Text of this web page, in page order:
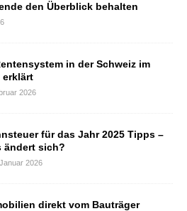
den Überblick behalten
in der Schweiz im
erklärt
2026
für das Jahr 2025 Tipps –
ändert sich?
2026
direkt vom Bauträger